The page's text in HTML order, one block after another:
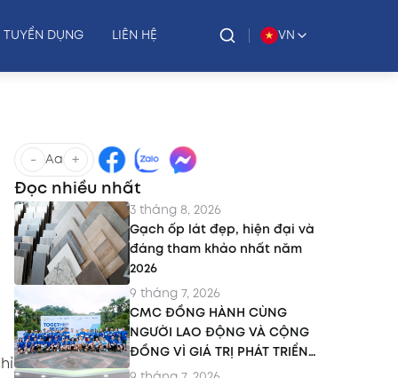
TUYỂN DỤNG LIÊN HỆ VN
- Aa +
Đọc nhiều nhất
3 tháng 8, 2026
Gạch ốp lát đẹp, hiện đại và
đáng tham khảo nhất năm
2026
9 tháng 7, 2026
CMC ĐỒNG HÀNH CÙNG
NGƯỜI LAO ĐỘNG VÀ CỘNG
ĐỒNG VÌ GIÁ TRỊ PHÁT TRIỂN
BỀN VỮNG